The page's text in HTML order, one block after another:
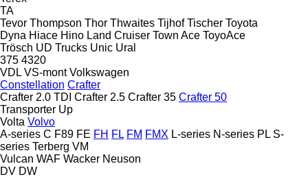
TA
Tevor Thompson Thor Thwaites Tijhof Tischer Toyota
Dyna Hiace Hino Land Cruiser Town Ace ToyoAce
Trösch UD Trucks Unic Ural
375 4320
VDL VS-mont Volkswagen
Constellation Crafter
Crafter 2.0 TDI Crafter 2.5 Crafter 35 Crafter 50
Transporter Up
Volta Volvo
A-series C F89 FE FH FL FM FMX L-series N-series PL S-
series Terberg VM
Vulcan WAF Wacker Neuson
DV DW